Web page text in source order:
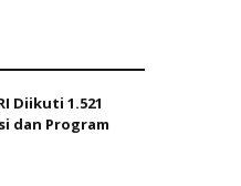
Diikuti 1.521
dan Program